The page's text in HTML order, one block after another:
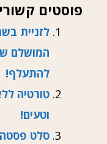
פוסטים
לזניית
המושלם
להתעלף!
וטעים!
סלט